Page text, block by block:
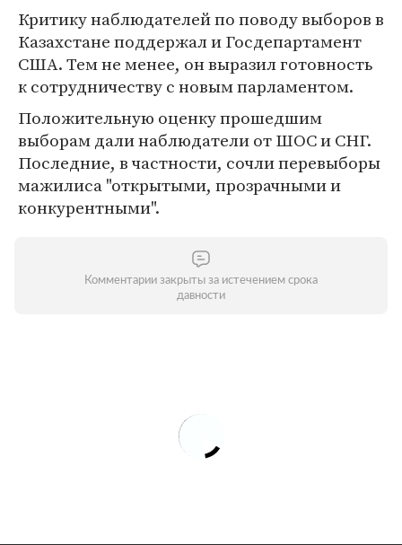
Критику наблюдателей по поводу выборов в
Казахстане поддержал и Госдепартамент
США. Тем не менее, он выразил готовность
к сотрудничеству с новым парламентом.
Положительную оценку прошедшим
выборам дали наблюдатели от ШОС и СНГ.
Последние, в частности, сочли перевыборы
мажилиса "открытыми, прозрачными и
конкурентными".
Комментарии закрыты за истечением срока
давности